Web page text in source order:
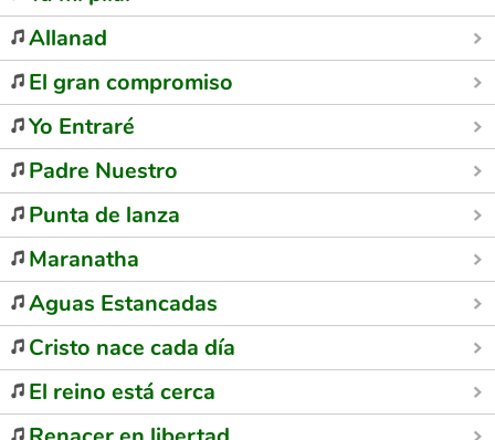
Allanad
El gran compromiso
Yo Entraré
Padre Nuestro
Punta de lanza
Maranatha
Aguas Estancadas
Cristo nace cada día
El reino está cerca